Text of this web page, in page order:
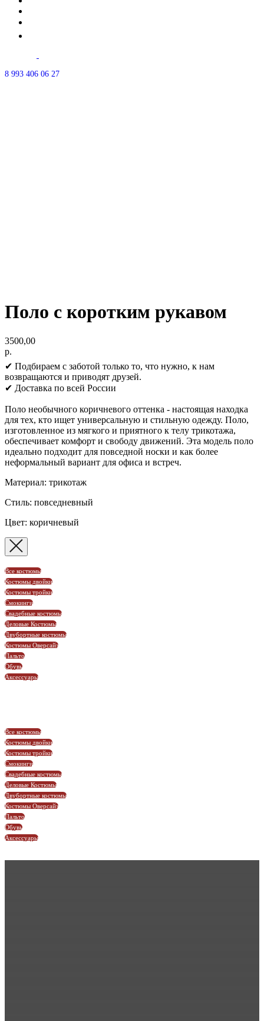
8 993 406 06 27
Поло с коротким рукавом
3500,00
р.
✔ Подбираем с заботой только то, что нужно, к нам
возвращаются и приводят друзей.
✔ Доставка по всей России
Поло необычного коричневого оттенка - настоящая находка
для тех, кто ищет универсальную и стильную одежду. Поло,
изготовленное из мягкого и приятного к телу трикотажа,
обеспечивает комфорт и свободу движений. Эта модель поло
идеально подходит для повседной носки и как более
неформальный вариант для офиса и встреч.
Материал: трикотаж
Стиль: повседневный
Цвет: коричневый
Все костюмы
Костюмы двойки
Костюмы тройки
Смокинги
Свадебные костюмы
Деловые Костюмы
Двубортные костюмы
Костюмы Оверсайз
Пальто
Обувь
Аксессуары
Все костюмы
Костюмы двойки
Костюмы тройки
Смокинги
Свадебные костюмы
Деловые Костюмы
Двубортные костюмы
Костюмы Оверсайз
Пальто
Обувь
Аксессуары